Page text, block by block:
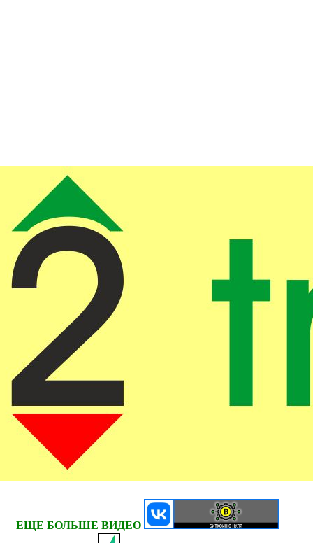
ЕЩЕ БОЛЬШЕ ВИДЕО